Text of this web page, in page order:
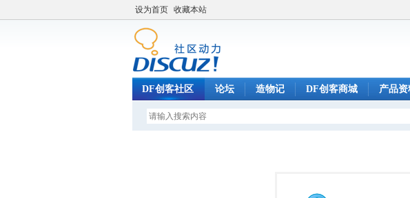
设为首页 收藏本站
DF创客社区 论坛 造物记 DF创客商城 产品